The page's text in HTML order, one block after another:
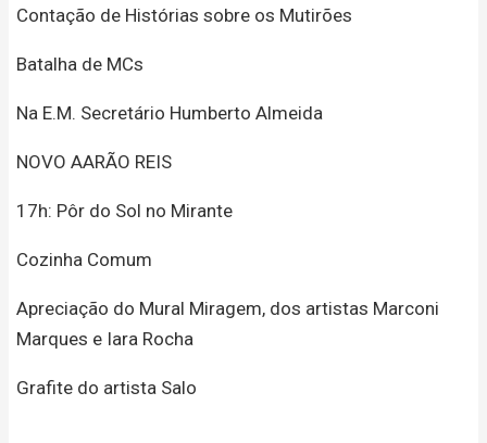
Contação de Histórias sobre os Mutirões
Batalha de MCs
Na E.M. Secretário Humberto Almeida
NOVO AARÃO REIS
17h: Pôr do Sol no Mirante
Cozinha Comum
Apreciação do Mural Miragem, dos artistas Marconi
Marques e Iara Rocha
Grafite do artista Salo